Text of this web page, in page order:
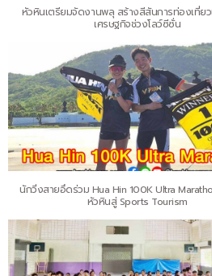
หัวหินเตรียมจัดงานพลุ สร้างสีสันการท่องเที่ยว
เศรษฐกิจช่วงโลว์ซีซั่น
นักวิ่งสายอึดร่วม Hua Hin 100K Ultra
หัวหินสู่ Sports Tourism